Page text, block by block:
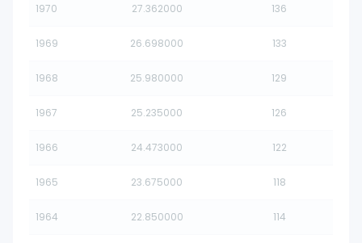
1970 27.362000 136
1969 26.698000 133
1968 25.980000 129
1967 25.235000 126
1966 24.473000 122
1965 23.675000 118
1964 22.850000 114